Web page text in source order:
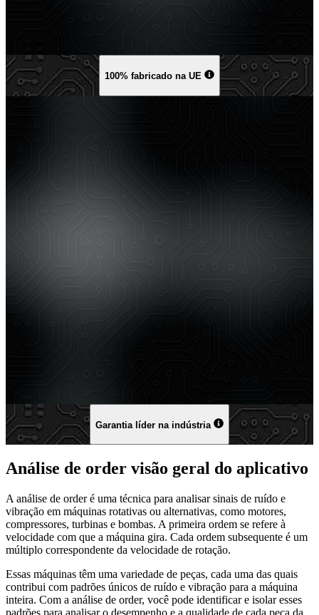
100% fabricado na UE
Garantia líder na indústria
Análise de order visão geral do aplicativo
A análise de order é uma técnica para analisar sinais de ruído e
vibração em máquinas rotativas ou alternativas, como motores,
compressores, turbinas e bombas. A primeira ordem se refere à
velocidade com que a máquina gira. Cada ordem subsequente é um
múltiplo correspondente da velocidade de rotação.
Essas máquinas têm uma variedade de peças, cada uma das quais
contribui com padrões únicos de ruído e vibração para a máquina
inteira. Com a análise de order, você pode identificar e isolar esses